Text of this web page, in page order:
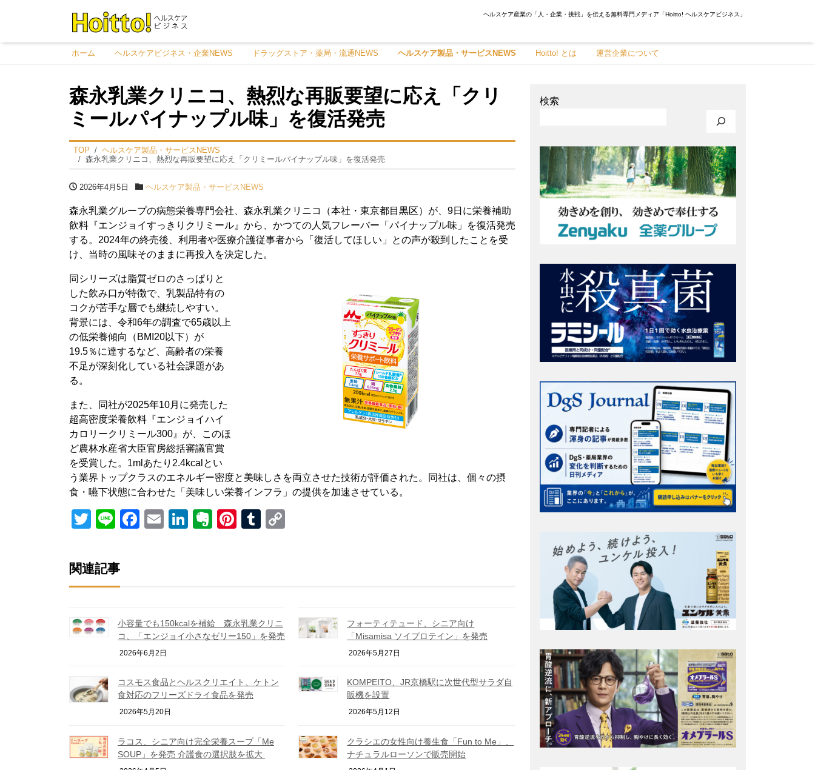
ヘルスケア産業の「人・企業・挑戦」を伝える無料専門メディア「Hoitto! ヘルスケアビジネス」
ホーム ヘルスケアビジネス・企業NEWS ドラッグストア・薬局・流通NEWS ヘルスケア製品・サービスNEWS Hoitto! とは 運営企業について
森永乳業クリニコ、熱烈な再販要望に応え「クリ
ミールパイナップル味」を復活発売
TOP
ヘルスケア製品・サービスNEWS
森永乳業クリニコ、熱烈な再販要望に応え「クリミールパイナップル味」を復活発売
2026年4月5日 ヘルスケア製品・サービスNEWS
森永乳業グループの病態栄養専門会社、森永乳業クリニコ（本社・東京都目黒区）が、9日に栄養補助
飲料『エンジョイすっきりクリミール』から、かつての人気フレーバー「パイナップル味」を復活発売
する。2024年の終売後、利用者や医療介護従事者から「復活してほしい」との声が殺到したことを受
け、当時の風味そのままに再投入を決定した。
同シリーズは脂質ゼロのさっぱりと
した飲み口が特徴で、乳製品特有の
コクが苦手な層でも継続しやすい。
背景には、令和6年の調査で65歳以上
の低栄養傾向（BMI20以下）が
19.5％に達するなど、高齢者の栄養
不足が深刻化している社会課題があ
る。
また、同社が2025年10月に発売した
超高密度栄養飲料『エンジョイハイ
カロリークリミール300』が、このほ
ど農林水産省大臣官房総括審議官賞
を受賞した。1mlあたり2.4kcalとい
う業界トップクラスのエネルギー密度と美味しさを両立させた技術が評価された。同社は、個々の摂
食・嚥下状態に合わせた「美味しい栄養インフラ」の提供を加速させている。
Twitter
LineFacebook
EmailLinkedIn
Evernote
Pinterest
Tumblr
関連記事
小容量でも150kcalを補給 森永乳業クリニ
コ、「エンジョイ小さなゼリー150」を発売
2026年6月2日
フォーティテュード、シニア向け
「Misamisa ソイプロテイン」を発売
2026年5月27日
コスモス食品とヘルスクリエイト、ケトン
食対応のフリーズドライ食品を発売
2026年5月20日
KOMPEITO、JR京橋駅に次世代型サラダ自
販機を設置
2026年5月12日
ラコス、シニア向け完全栄養スープ「Me
SOUP」を発売 介護食の選択肢を拡大
クラシエの女性向け養生食「Fun to Me」、
ナチュラルローソンで販売開始
検索